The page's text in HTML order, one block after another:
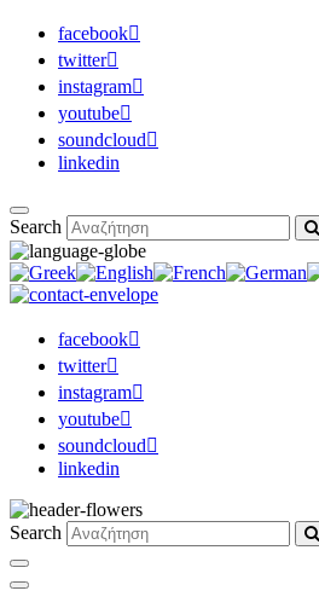
facebook
twitter
instagram
youtube
soundcloud
linkedin
Search
facebook
twitter
instagram
youtube
soundcloud
linkedin
Search